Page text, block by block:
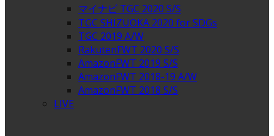
マイナビ TGC 2020 S/S
TGC SHIZUOKA 2020 for SDGs
TGC 2019 A/W
RakutenFWT 2020 S/S
AmazonFWT 2019 S/S
AmazonFWT 2018-19 A/W
AmazonFWT 2018 S/S
LIVE